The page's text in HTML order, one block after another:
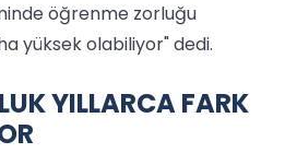
öğrenme zorluğu
yüksek olabiliyor" dedi.
YILLARCA FARK